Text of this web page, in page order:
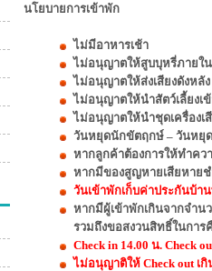
นโยบายการเข้าพัก
ไม่มีอาหารเช้า
ไม่อนุญาตให้สูบบุหรี่ภายใ
ไม่อนุญาตให้ส่งเสียงดังหลัง
ไม่อนุญาตให้นำสัตว์เลี้ยงเ
ไม่อนุญาตให้นำชุดเครื่องเ
วันหยุดนักขัตฤกษ์ – วันหยุ
หากลูกค้าต้องการให้ทำคว
หากมีของสูญหายเสียหาย
วันเข้าพักเก็บค่าประกันบ้า
หากมีผู้เข้าพักเกินจากจำน
รวมถึงขอสงวนสิทธิ์ในการ
Check in 14.00 น. Check
ไม่อนุญาติให้ Check out เกิ